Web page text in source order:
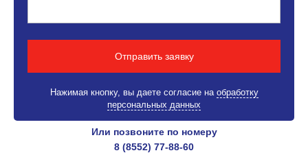
Отправить заявку
Нажимая кнопку, вы даете согласие на обработку
персональных данных
Или позвоните по номеру
8 (8552) 77-88-60